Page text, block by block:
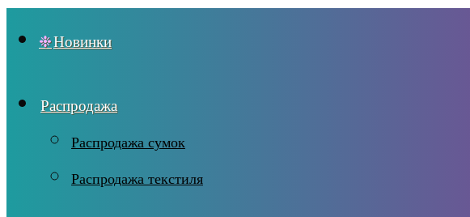
Новинки
Распродажа
Распродажа сумок
Распродажа текстиля